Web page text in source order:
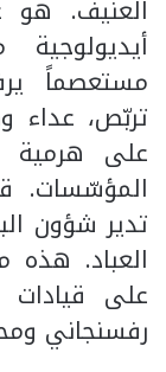
مستعصماً
تربّص، عداء
على هرمية
المؤسّسات.
تدير شؤون
العباد.
على
رفسنجاني